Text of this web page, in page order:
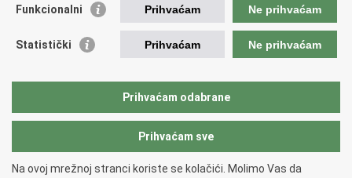
Vlada RH
ASOO
CARNET
Funkcionalni Prihvaćam Ne prihvaćam
Statistički Prihvaćam Ne prihvaćam
Prihvaćam odabrane
Prihvaćam sve
Na ovoj mrežnoj stranci koriste se kolačići. Molimo Vas da